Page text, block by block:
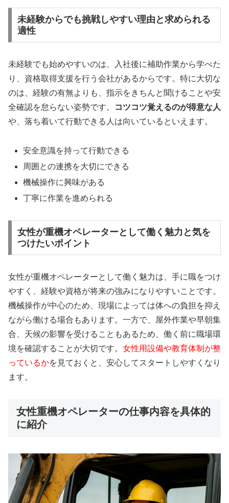
未経験からでも挑戦しやすい理由と求められる
適性
未経験でも始めやすいのは、入社後に補助作業から学べた
り、資格取得支援を行う会社があるからです。特に大切な
のは、経験の有無よりも、指示をきちんと聞けることや安
全確認を怠らない姿勢です。
コツコツ覚えるのが得意な人
や、落ち着いて行動できる人は向いているといえます。
安全意識を持って行動できる
周囲との連携を大切にできる
機械操作に興味がある
丁寧に作業を進められる
女性が重機オペレーターとして働く魅力と気を
つけたいポイント
女性が重機オペレーターとして働く魅力は、手に職をつけ
やすく、経験や資格が将来の強みになりやすいことです。
機械操作が中心のため、現場によっては体への負担を抑え
ながら働ける場合もあります。一方で、屋外作業や早朝集
合、天候の影響を受けることもあるため、働く前に職場環
境を確認することが大切です。 女性用設備や教育体制が整
っているかを見ておくと、安心してスタートしやすくなり
ます。
女性重機オペレーターの仕事内容を具体的
に紹介